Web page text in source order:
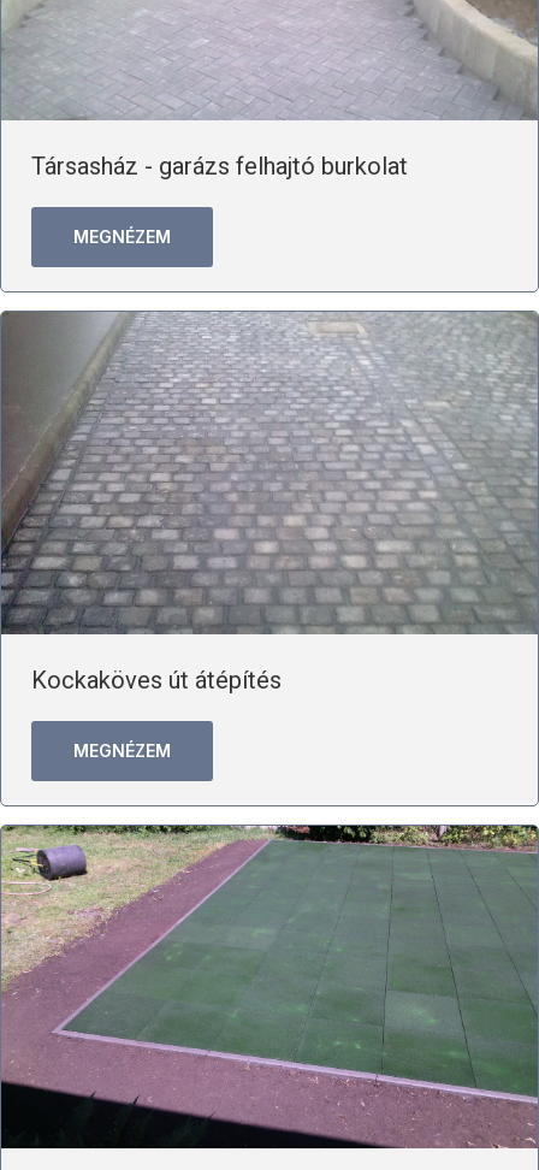
Társasház - garázs felhajtó burkolat
MEGNÉZEM
Kockaköves út átépítés
MEGNÉZEM